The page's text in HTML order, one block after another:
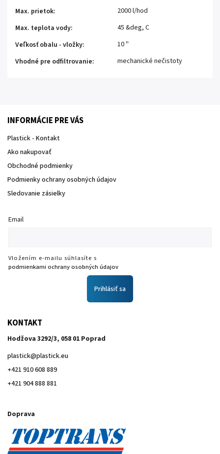
Max. prietok:
2000 l/hod
Max. teplota vody:
45 &deg, C
Veľkosť obalu - vložky:
10 ''
Vhodné pre odfiltrovanie: mechanické nečistoty
INFORMÁCIE PRE VÁS
Plastick - Kontakt
Ako nakupovať
Obchodné podmienky
Podmienky ochrany osobných údajov
Sledovanie zásielky
Email
Vložením e-mailu súhlasíte s
podmienkami ochrany osobných údajov
Prihlásiť sa
KONTAKT
Hodžova 3292/3, 058 01 Poprad
plastick@plastick.eu
+421 910 608 889
+421 904 888 881
Doprava